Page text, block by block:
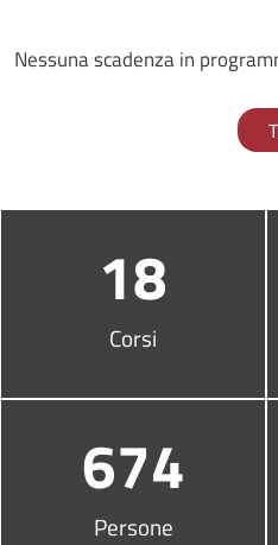
Nessuna scadenza in
Infografica
18
Corsi
674
Persone